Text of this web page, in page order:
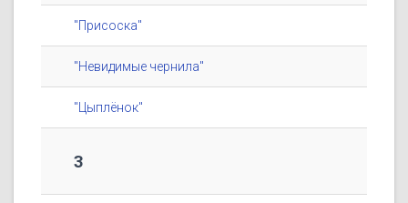
"Присоска"
"Невидимые чернила"
"Цыплёнок"
3